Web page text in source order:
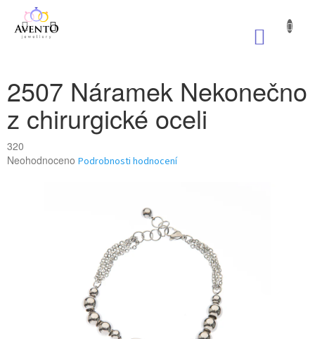
obsah
2507 Náramek Nekonečno
z chirurgické oceli
320
Průměrné
Neohodnoceno Podrobnosti hodnocení